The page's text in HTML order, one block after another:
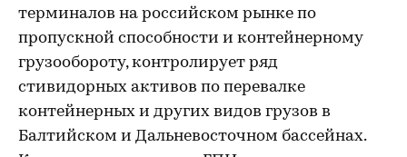
терминалов на российском рынке по
пропускной способности и контейнерному
грузообороту, контролирует ряд
стивидорных активов по перевалке
контейнерных и других видов грузов в
Балтийском и Дальневосточном бассейнах.